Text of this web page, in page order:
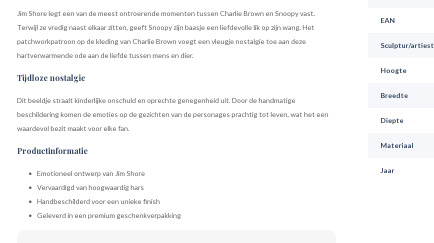
Jim Shore legt een van de meest ontroerende momenten tussen Charlie Brown en Snoopy vast.
Terwijl ze vredig naast elkaar zitten, geeft Snoopy zijn baasje een liefdevolle lik op zijn wang. Het
patchworkpatroon op de kleding van Charlie Brown voegt een vleugje nostalgie toe aan deze
hartverwarmende ode aan de liefde tussen mens en dier.
Tijdloze nostalgie
Dit beeldje straalt kinderlijke onschuld en oprechte genegenheid uit. Door de handmatige
beschildering komen de emoties op de gezichten van de personages prachtig tot leven, wat het een
waardevol bezit maakt voor elke fan.
Productinformatie
Emotioneel ontwerp van Jim Shore
Vervaardigd van hoogwaardig hars
Handbeschilderd voor een unieke finish
Geleverd in een premium geschenkverpakking
EAN
Sculptur/artiest
Hoogte
Breedte
Diepte
Materiaal
Jaar